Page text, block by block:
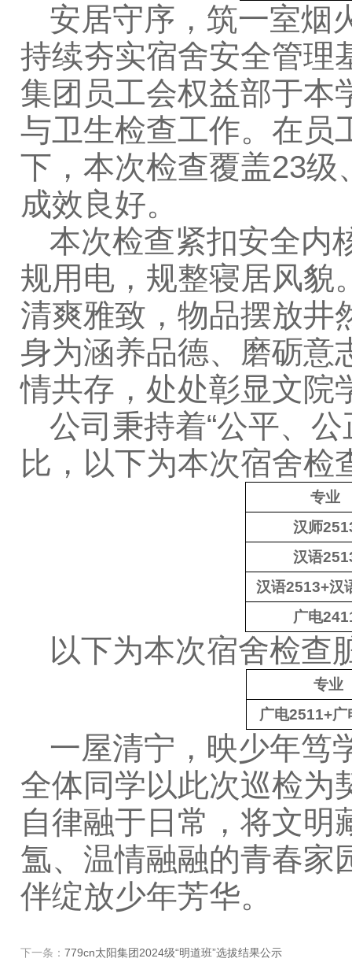
安居守序，筑一室烟
持续夯实宿舍安全管理
集团员工会权益部于本
与卫生检查工作。在员
下，本次检查覆盖23
成效良好。
本次检查紧扣安全内
规用电，规整寝居风貌
清爽雅致，物品摆放井
身为涵养品德、磨砺意
情共存，处处彰显文院
公司秉持着“公平、
比，以下为本次宿舍检
专业
汉师
汉语
汉语2513+汉
广电
以下为本次宿舍检查
专业
广电2511+广
一屋清宁，映少年笃
全体同学以此次巡检为
自律融于日常，将文明
氲、温情融融的青春家
伴绽放少年芳华。
下一条： 779cn太阳集团2024级“明道班”选拔结果公示